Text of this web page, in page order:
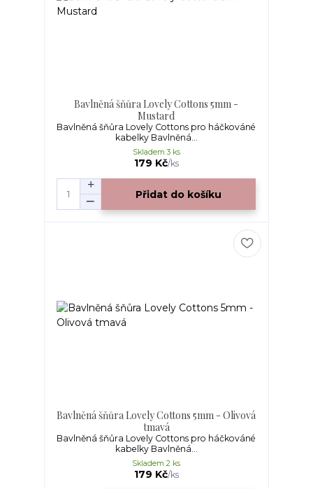
Bavlněná šňůra Lovely Cottons 5mm -
Mustard
Bavlněná šňůra Lovely Cottons pro háčkováné
kabelky Bavlněná...
179 Kč/ks
Skladem 3 ks
Přidat do košíku
Bavlněná šňůra Lovely Cottons 5mm - Olivová
tmavá
Bavlněná šňůra Lovely Cottons pro háčkováné
kabelky Bavlněná...
179 Kč/ks
Skladem 2 ks